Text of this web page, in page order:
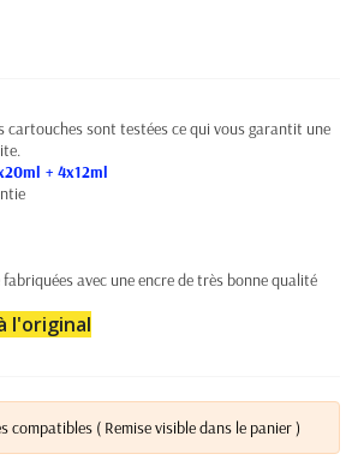
cartouches sont testées ce qui vous garantit une
+ 4x12ml
avec une encre de très bonne qualité
l'original
compatibles ( Remise visible dans le panier )